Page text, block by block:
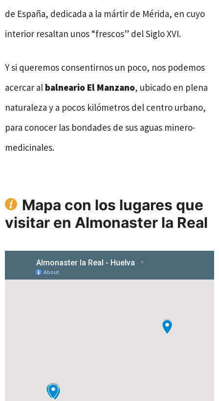
de España, dedicada a la mártir de Mérida, en cuyo
interior resaltan unos “frescos” del Siglo XVI.
Y si queremos consentirnos un poco, nos podemos
acercar al balneario El Manzano, ubicado en plena
naturaleza y a pocos kilómetros del centro urbano,
para conocer las bondades de sus aguas minero-
medicinales.
Mapa con los lugares que
visitar en Almonaster la Real